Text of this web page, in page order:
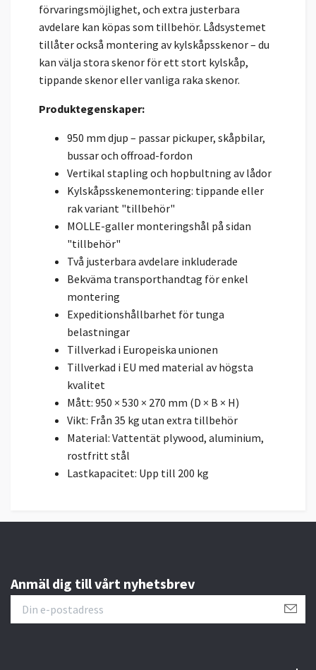
förvaringsmöjlighet, och extra justerbara
avdelare kan köpas som tillbehör. Lådsystemet
tillåter också montering av kylskåpsskenor – du
kan välja stora skenor för ett stort kylskåp,
tippande skenor eller vanliga raka skenor.
Produktegenskaper:
950 mm djup – passar pickuper, skåpbilar,
bussar och offroad-fordon
Vertikal stapling och hopbultning av lådor
Kylskåpsskenemontering: tippande eller
rak variant "tillbehör"
MOLLE-galler monteringshål på sidan
"tillbehör"
Två justerbara avdelare inkluderade
Bekväma transporthandtag för enkel
montering
Expeditionshållbarhet för tunga
belastningar
Tillverkad i Europeiska unionen
Tillverkad i EU med material av högsta
kvalitet
Mått: 950 × 530 × 270 mm (D × B × H)
Vikt: Från 35 kg utan extra tillbehör
Material: Vattentät plywood, aluminium,
rostfritt stål
Lastkapacitet: Upp till 200 kg
Anmäl dig till vårt nyhetsbrev